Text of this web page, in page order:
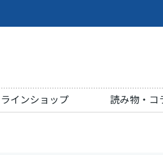
インショップ 読み物・コ